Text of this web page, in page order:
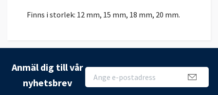
Finns i storlek: 12 mm, 15 mm, 18 mm, 20 mm.
Anmäl dig till vår
nyhetsbrev